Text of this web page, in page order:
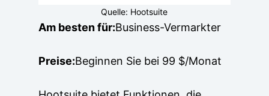
Quelle: Hootsuite
Am besten für:Business-Vermarkter
Preise:Beginnen Sie bei 99 $/Monat